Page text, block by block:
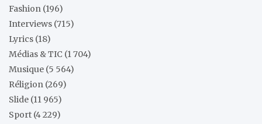
Fashion (196)
Interviews (715)
Lyrics (18)
Médias & TIC (1 704)
Musique (5 564)
Réligion (269)
Slide (11 965)
Sport (4 229)